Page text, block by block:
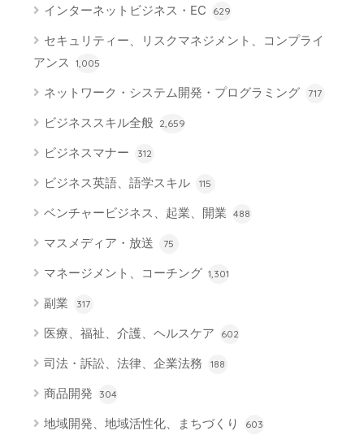
インターネットビジネス・EC 629
セキュリティー、リスクマネジメント、コンプライ
アンス 1,005
ネットワーク・システム開発・プログラミング 717
ビジネススキル全般 2,659
ビジネスマナー 312
ビジネス英語、語学スキル 115
ベンチャービジネス、起業、開業 488
マスメディア・放送 75
マネージメント、コーチング 1,301
副業 317
医療、福祉、介護、ヘルスケア 602
司法・訴訟、法律、企業法務 188
商品開発 304
地域開発、地域活性化、まちづくり 603